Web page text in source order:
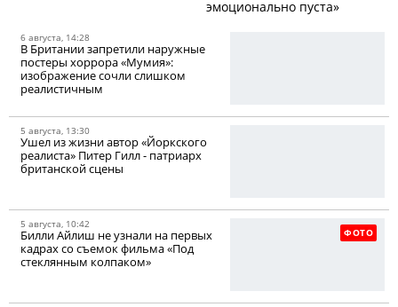
эмоционально пуста»
6 августа, 14:28
В Британии запретили наружные
постеры хоррора «Мумия»:
изображение сочли слишком
реалистичным
5 августа, 13:30
Ушел из жизни автор «Йоркского
реалиста» Питер Гилл - патриарх
британской сцены
ФОТО
5 августа, 10:42
Билли Айлиш не узнали на первых
кадрах со съемок фильма «Под
стеклянным колпаком»